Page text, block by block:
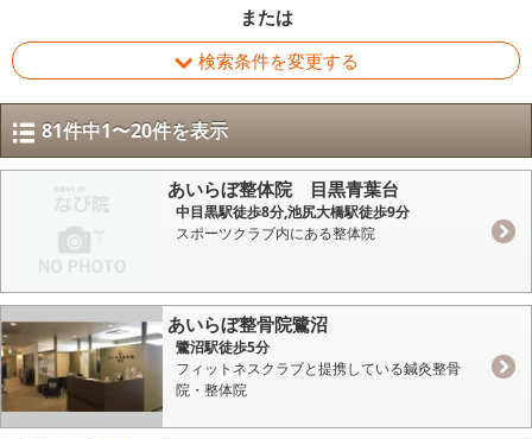
または
検索条件を変更する
81件中1〜20件を表示
あいらぼ整体院 目黒青葉台
中目黒駅徒歩8分,池尻大橋駅徒歩9分
スポーツクラブ内にある整体院
あいらぼ整骨院鷺沼
鷺沼駅徒歩5分
フィットネスクラブと提携している鍼灸整骨
院・整体院